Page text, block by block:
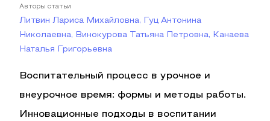
Авторы статьи
Литвин Лариса Михайловна, Гуц Антонина
Николаевна, Винокурова Татьяна Петровна, Канаева
Наталья Григорьевна
Воспитательный процесс в урочное и
внеурочное время: формы и методы работы.
Инновационные подходы в воспитании